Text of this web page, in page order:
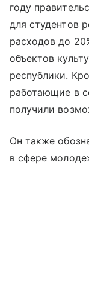
году
для студентов
расходов до
объектов
республики.
работающие в
получили
Он также
в сфере